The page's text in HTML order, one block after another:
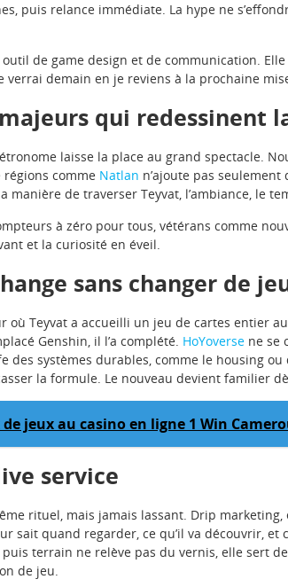
puis relance immédiate. La hype ne
de game design et de communication.
verrai demain en je reviens à la prochaine
qui redessinent
laisse la place au grand spectacle.
régions comme Natlan n’ajoute pas
manière de traverser Teyvat, l’ambiance, le
à zéro pour tous, vétérans comme
et la curiosité en éveil.
sans changer de
où Teyvat a accueilli un jeu de cartes entier
Genshin, il l’a complété. HoYoverse ne se
des systèmes durables, comme le housing
la formule. Le nouveau devient familier
jeux au casino en ligne 1 Win
service
rituel, mais jamais lassant. Drip
sait quand regarder, ce qu’il va découvrir, et
terrain ne relève pas du vernis, elle sert
de jeu.